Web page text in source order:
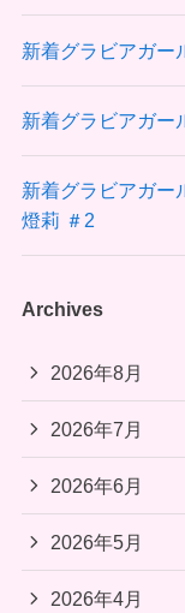
新着グラビアガー
新着グラビアガー
新着グラビアガー
燈莉 ＃2
Archives
2026年8月
2026年7月
2026年6月
2026年5月
2026年4月